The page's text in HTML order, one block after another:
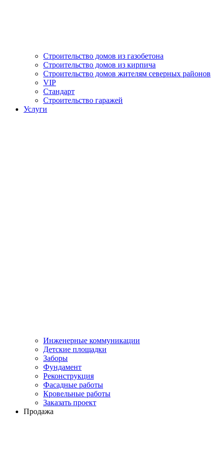
Строительство домов из газобетона
Строительство домов из кирпича
Строительство домов жителям северных районов
VIP
Стандарт
Строительство гаражей
Услуги
Инженерные коммуникации
Детские площадки
Заборы
Фундамент
Реконструкция
Фасадные работы
Кровельные работы
Заказать проект
Продажа